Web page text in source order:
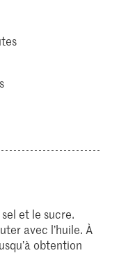
et le sucre.
avec l’huile. À
obtention